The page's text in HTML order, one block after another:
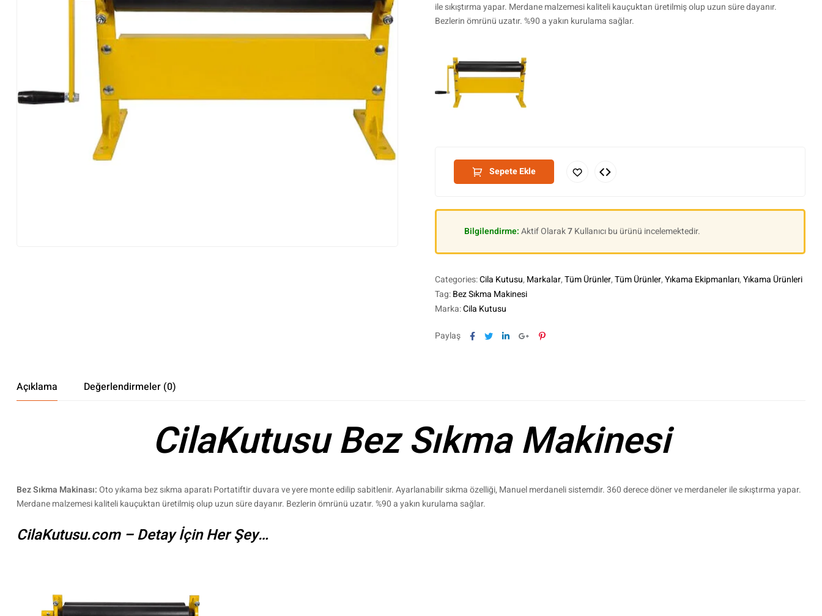
ile sıkıştırma yapar. Merdane malzemesi kaliteli kauçuktan üretilmiş olup uzun süre dayanır.
Bezlerin ömrünü uzatır. %90 a yakın kurulama sağlar.
Sepete Ekle
Bilgilendirme:Aktif Olarak7Kullanıcı bu ürünü incelemektedir.
Categories:Cila Kutusu, Markalar,Tüm Ürünler,Tüm Ürünler,Yıkama Ekipmanları,Yıkama Ürünleri
Tag:Bez Sıkma Makinesi
Marka:Cila Kutusu
Paylaş Facebook
TwitterLinkedinGoogle+Pinterest
Açıklama Değerlendirmeler (0)
CilaKutusu Bez Sıkma Makinesi
Bez Sıkma Makinası:Oto yıkama bez sıkma aparatı Portatiftir duvara ve yere monte edilip sabitlenir. Ayarlanabilir sıkma özelliği, Manuel merdaneli sistemdir. 360 derece döner ve merdaneler ile sıkıştırma yapar.
Merdane malzemesi kaliteli kauçuktan üretilmiş olup uzun süre dayanır. Bezlerin ömrünü uzatır. %90 a yakın kurulama sağlar.
CilaKutusu.com – Detay İçin Her Şey…